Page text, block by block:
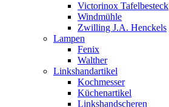
Victorinox Tafelbesteck
Windmühle
Zwilling J.A. Henckels
Lampen
Fenix
Walther
Linkshandartikel
Kochmesser
Küchenartikel
Linkshandscheren